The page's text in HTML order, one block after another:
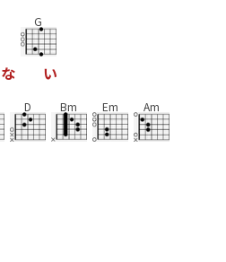
な
G
い
D Bm Em Am